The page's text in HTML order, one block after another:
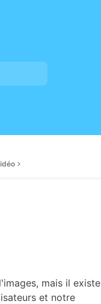
mais il existe
et notre